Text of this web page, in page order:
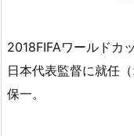
2018FIFAワールドカ
日本代表監督に就任
保一。